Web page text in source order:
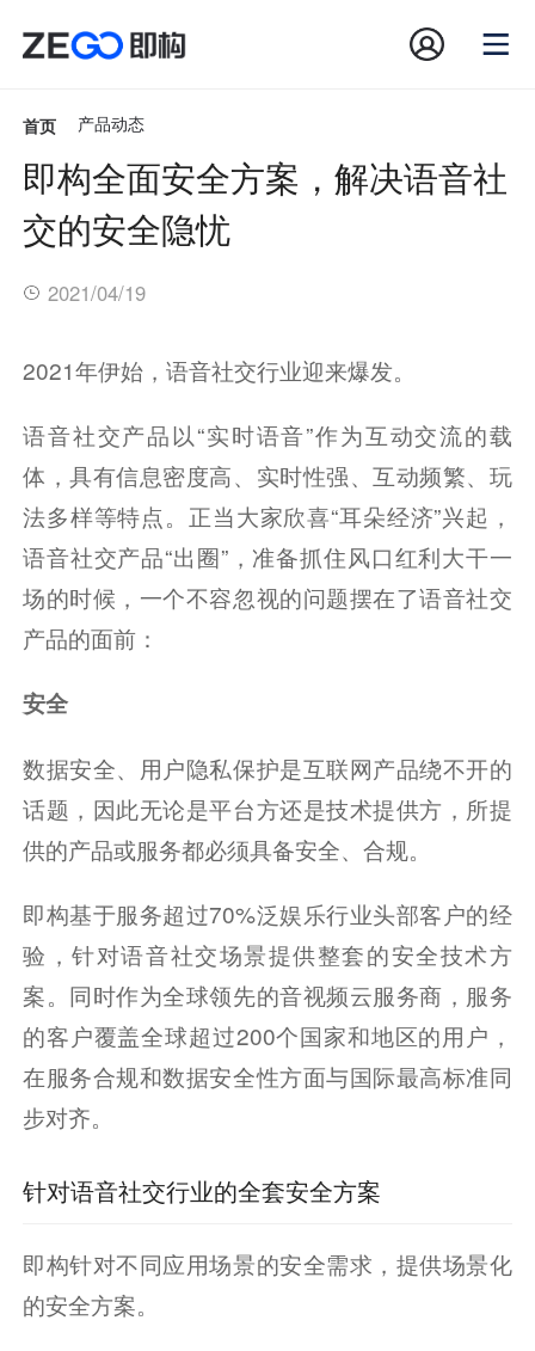
首页 产品动态
即构全面安全方案，解决语音社
交的安全隐忧
2021/04/19
2021年伊始，语音社交行业迎来爆发。
语音社交产品以“实时语音”作为互动交流的载
体，具有信息密度高、实时性强、互动频繁、玩
法多样等特点。正当大家欣喜“耳朵经济”兴起，
语音社交产品“出圈”，准备抓住风口红利大干一
场的时候，一个不容忽视的问题摆在了语音社交
产品的面前：
安全
数据安全、用户隐私保护是互联网产品绕不开的
话题，因此无论是平台方还是技术提供方，所提
供的产品或服务都必须具备安全、合规。
即构基于服务超过70%泛娱乐行业头部客户的经
验，针对语音社交场景提供整套的安全技术方
案。同时作为全球领先的音视频云服务商，服务
的客户覆盖全球超过200个国家和地区的用户，
在服务合规和数据安全性方面与国际最高标准同
步对齐。
针对语音社交行业的全套安全方案
即构针对不同应用场景的安全需求，提供场景化
的安全方案。